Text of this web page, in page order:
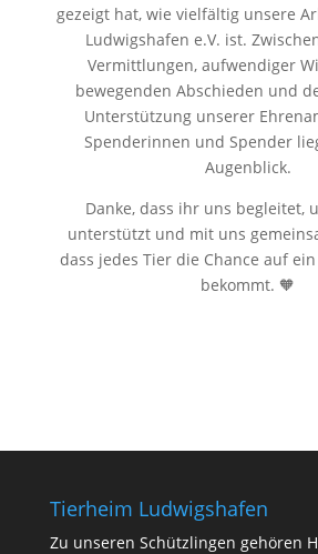
gezeigt hat, wie vielfältig unsere
Ludwigshafen e.V. ist.
Vermittlungen, aufwendiger
bewegenden Abschieden und
Unterstützung unserer
Spenderinnen und Spender
Augenblick.
Danke, dass ihr uns begleitet,
unterstützt und mit uns
dass jedes Tier die Chance auf
bekommt. 🧡
Tierheim Ludwigshafen
Zu unseren Schützlingen gehören